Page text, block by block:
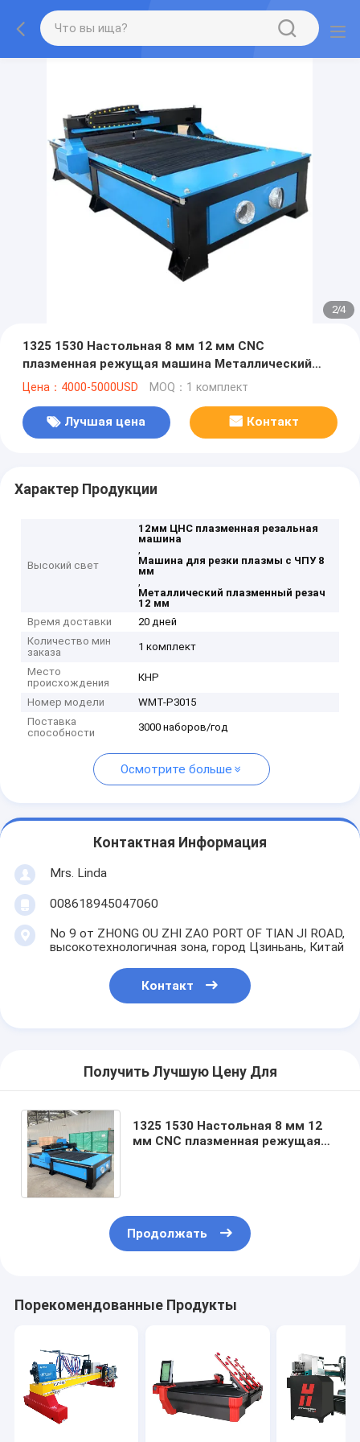
2/4
1325 1530 Настольная 8 мм 12 мм CNC
плазменная режущая машина Металлический
Cnc плазменный резач
Цена：4000-5000USD MOQ：1 комплект
Лучшая цена Контакт
Характер Продукции
Высокий свет
12мм ЦНС плазменная резальная
машина
,
Машина для резки плазмы с ЧПУ 8
мм
,
Металлический плазменный резач
12 мм
Время доставки
20 дней
Количество мин
заказа
1 комплект
Место
происхождения
КНР
Номер модели
WMT-P3015
Поставка
способности
3000 наборов/год
Осмотрите больше
Контактная Информация
Mrs. Linda
008618945047060
No 9 от ZHONG OU ZHI ZAO PORT OF TIAN JI ROAD,
высокотехнологичная зона, город Цзиньань, Китай
Контакт
Получить Лучшую Цену Для
1325 1530 Настольная 8 мм 12
мм CNC плазменная режущая
Продолжать
Порекомендованные Продукты